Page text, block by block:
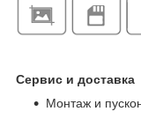
Сервис и доставка
Монтаж и